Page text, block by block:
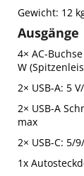
Gewicht: 12
Ausgänge
4× AC-
W
2× USB-A: 5
2× USB-A
max
2× USB-C: 5/
1x